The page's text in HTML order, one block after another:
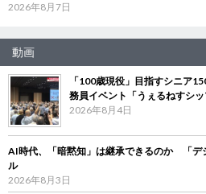
2026年8月7日
動画
「100歳現役」目指すシニア
務員イベント「うぇるねすシッ
2026年8月4日
AI時代、「暗黙知」は継承できるのか 「デ
ル
2026年8月3日